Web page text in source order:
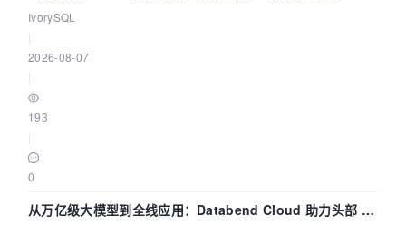
核——我们改得动吗？我们贡献了什么？
IvorySQL
2026-08-07
193
0
从万亿级大模型到全线应用：Databend Cloud 助力头部 AI